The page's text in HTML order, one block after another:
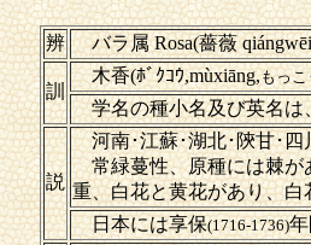
辨 バラ属 Rosa(薔薇
訓
木香(ﾎﾞｸｺｳ,mùxiāng,もっこ
学名の種小名及び英名は
説
河南･江蘇･湖北･陝甘･四
常緑蔓性、原種には棘が
重、白花と黄花があり、白
日本には享保(1716-1736)